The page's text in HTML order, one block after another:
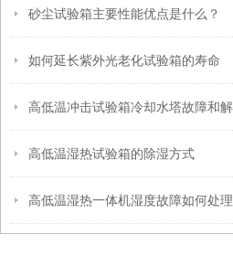
砂尘试验箱主要性能优点是什么？
如何延长紫外光老化试验箱的寿命
高低温湿热试验箱的除湿方式
高低温湿热一体机湿度故障如何处理